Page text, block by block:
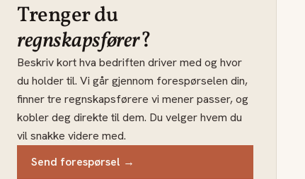
Trenger du
regnskapsfører?
Beskriv kort hva bedriften driver med og hvor
du holder til. Vi går gjennom forespørselen din,
finner tre regnskapsførere vi mener passer, og
kobler deg direkte til dem. Du velger hvem du
vil snakke videre med.
Send forespørsel →